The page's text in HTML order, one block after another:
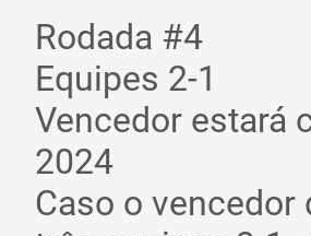
Rodada #4
Equipes 2-1
Vencedor estará
2024
Caso o